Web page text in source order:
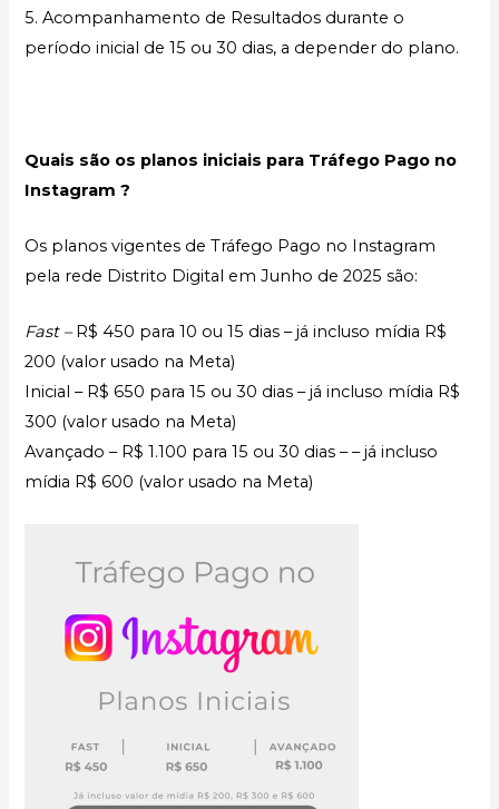
5. Acompanhamento de Resultados durante o
período inicial de 15 ou 30 dias, a depender do plano.
Quais são os planos iniciais para Tráfego Pago no
Instagram ?
Os planos vigentes de Tráfego Pago no Instagram
pela rede Distrito Digital em Junho de 2025 são:
Fast –R$ 450 para 10 ou 15 dias – já incluso mídia R$
200 (valor usado na Meta)
Inicial – R$ 650 para 15 ou 30 dias – já incluso mídia R$
300 (valor usado na Meta)
Avançado – R$ 1.100 para 15 ou 30 dias – – já incluso
mídia R$ 600 (valor usado na Meta)